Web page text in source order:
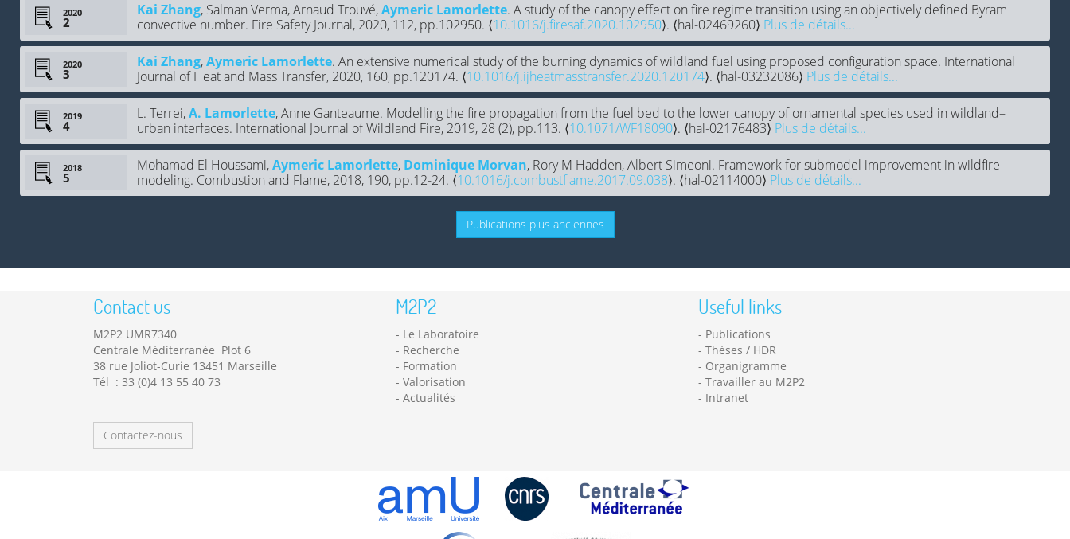
2020 Kai Zhang, Salman Verma, Arnaud Trouvé,Aymeric Lamorlette. A study of the canopy effect on fire regime transition using an objectively defined Byram
convective number. Fire Safety Journal, 2020, 112, pp.102950. ⟨10.1016/j.firesaf.2020.102950⟩. ⟨hal-02469260⟩ Plus de détails...
2020 Kai Zhang,Aymeric Lamorlette. An extensive numerical study of the burning dynamics of wildland fuel using proposed configuration space. International
Journal of Heat and Mass Transfer, 2020, 160, pp.120174. ⟨10.1016/j.ijheatmasstransfer.2020.120174⟩. ⟨hal-03232086⟩ Plus de détails...
2019 L. Terrei,A. Lamorlette, Anne Ganteaume. Modelling the fire propagation from the fuel bed to the lower canopy of ornamental species used in wildland–
urban interfaces. International Journal of Wildland Fire, 2019, 28 (2), pp.113. ⟨10.1071/WF18090⟩. ⟨hal-02176483⟩ Plus de détails...
2018 Mohamad El Houssami,Aymeric Lamorlette, Dominique Morvan, Rory M Hadden, Albert Simeoni. Framework for submodel improvement in wildfire
modeling. Combustion and Flame, 2018, 190, pp.12-24. ⟨10.1016/j.combustflame.2017.09.038⟩. ⟨hal-02114000⟩ Plus de détails...
Publications plus anciennes
Contact us
M2P2 UMR7340
Centrale Méditerranée Plot 6
38 rue Joliot-Curie 13451 Marseille
Tél : 33 (0)4 13 55 40 73
Contactez-nous
M2P2
Le Laboratoire
Recherche
Formation
Valorisation
Actualités
Useful links
Publications
Thèses / HDR
Organigramme
Travailler au M2P2
Intranet